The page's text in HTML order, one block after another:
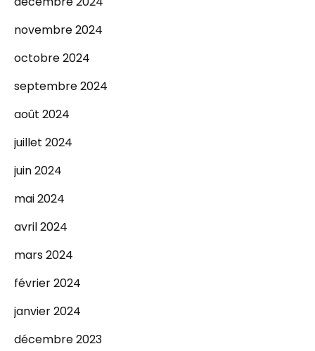
novembre 2024
octobre 2024
septembre 2024
août 2024
juillet 2024
juin 2024
mai 2024
avril 2024
mars 2024
février 2024
janvier 2024
décembre 2023